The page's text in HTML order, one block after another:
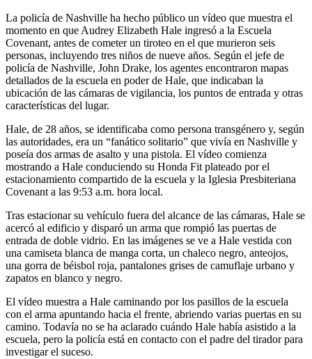
La policía de Nashville ha hecho público un vídeo que muestra el
momento en que Audrey Elizabeth Hale ingresó a la Escuela
Covenant, antes de cometer un tiroteo en el que murieron seis
personas, incluyendo tres niños de nueve años. Según el jefe de
policía de Nashville, John Drake, los agentes encontraron mapas
detallados de la escuela en poder de Hale, que indicaban la
ubicación de las cámaras de vigilancia, los puntos de entrada y otras
características del lugar.
Hale, de 28 años, se identificaba como persona transgénero y, según
las autoridades, era un “fanático solitario” que vivía en Nashville y
poseía dos armas de asalto y una pistola. El vídeo comienza
mostrando a Hale conduciendo su Honda Fit plateado por el
estacionamiento compartido de la escuela y la Iglesia Presbiteriana
Covenant a las 9:53 a.m. hora local.
Tras estacionar su vehículo fuera del alcance de las cámaras, Hale se
acercó al edificio y disparó un arma que rompió las puertas de
entrada de doble vidrio. En las imágenes se ve a Hale vestida con
una camiseta blanca de manga corta, un chaleco negro, anteojos,
una gorra de béisbol roja, pantalones grises de camuflaje urbano y
zapatos en blanco y negro.
El vídeo muestra a Hale caminando por los pasillos de la escuela
con el arma apuntando hacia el frente, abriendo varias puertas en su
camino. Todavía no se ha aclarado cuándo Hale había asistido a la
escuela, pero la policía está en contacto con el padre del tirador para
investigar el suceso.